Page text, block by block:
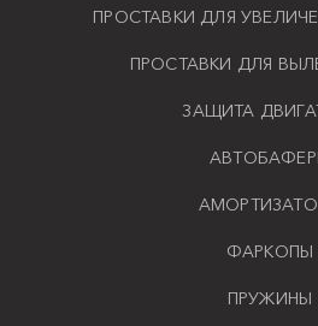
ПРОСТАВКИ ДЛЯ
ПРОСТАВКИ ДЛЯ
ЗАЩИТА
ФАРКОПЫ
ПРУЖИНЫ